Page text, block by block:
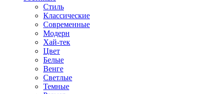
Стиль
Классические
Современные
Модерн
Хай-тек
Цвет
Белые
Венге
Светлые
Темные